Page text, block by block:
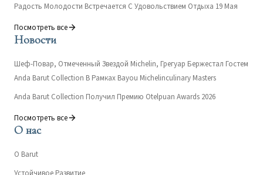
Радость Молодости Встречается С Удовольствием Отдыха 19 Мая
Посмотреть все
Новости
Шеф-Повар, Отмеченный Звездой Michelin, Грегуар Бержестал Гостем
Anda Barut Collection В Рамках Bayou Michelinculinary Masters
Anda Barut Collection Получил Премию Otelpuan Awards 2026
Посмотреть все
О нас
О Barut